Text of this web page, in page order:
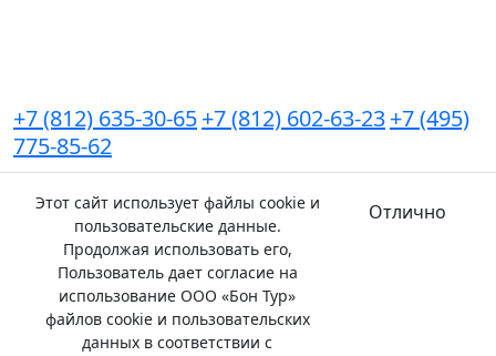
Этот сайт использует файлы cookie и
пользовательские данные.
Продолжая использовать его,
Пользователь дает согласие на
использование ООО «Бон Тур»
файлов cookie и пользовательских
данных в соответствии с
Отлично
+7 (812) 635-30-65+7 (812) 602-63-23+7 (495)
775-85-62
Мы в соц.сетях
Карта сайтаПолитика конфиденциальности
Реестровый номер в едином федеральном реестре